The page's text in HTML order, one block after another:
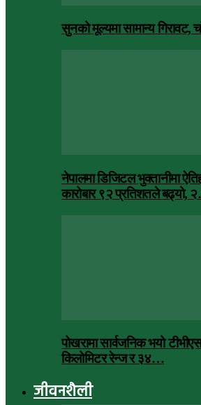
सुनको मूल्यमा सामान्य गिरावट,
नेपालमा डिजिटल भुक्तानीमा
कारोबार ९२ प्रतिशतले बढ्यो,
पोखरामा सार्वजनिक भयो
किलोमिटर रेन्ज र ३४…
जीवनशैली